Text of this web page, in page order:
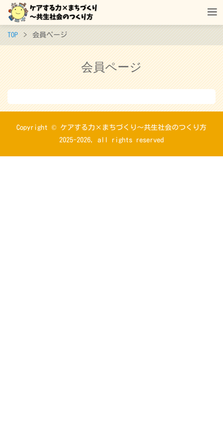
TOP 会員ページ
会員ページ
Copyright © ケアする力×まちづくり～共生社会のつくり方
2025-2026, all rights reserved